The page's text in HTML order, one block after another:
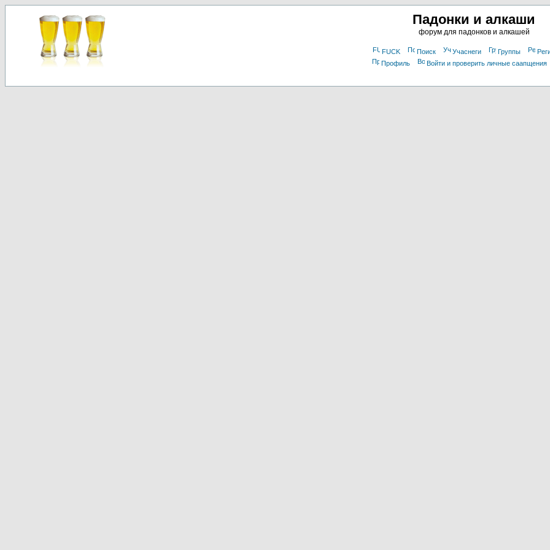
Падонки и алкаши
форум для падонков и алкашей
FUCK Поиск Учаснеги Группы
Профиль
Войти и проверить личные саапщения